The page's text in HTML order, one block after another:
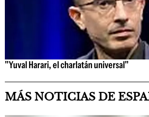
"Yuval Harari, el charlatán universal"
MÁS NOTICIAS DE